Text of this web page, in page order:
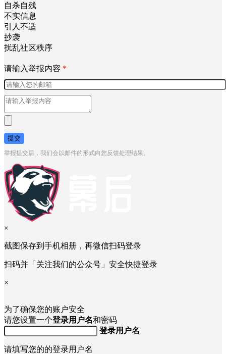
自杀自残
不实信息
引人不适
抄袭
扰乱社区秩序
请输入举报内容 *
提交
举报提交后，我们会以邮件的形式向您反馈处理结果。
×
截图保存到手机相册，再微信扫码登录
扫码并「关注我们的公众号」安全快捷登录
×
为了确保您的账户安全
请您设置一个登录用户名和密码
登录用户名
请填写您的的登录用户名